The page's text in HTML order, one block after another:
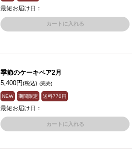
最短お届け日：
カートに入れる
季節のケーキペア2月
5,400円(税込) (完売)
NEW 期間限定 送料770円
最短お届け日：
カートに入れる